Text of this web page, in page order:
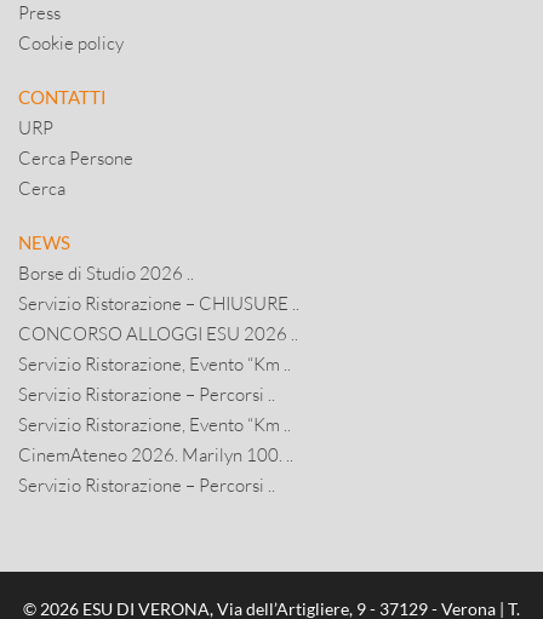
Press
Cookie policy
CONTATTI
URP
Cerca Persone
Cerca
NEWS
Borse di Studio 2026 ..
Servizio Ristorazione – CHIUSURE ..
CONCORSO ALLOGGI ESU 2026 ..
Servizio Ristorazione, Evento “Km ..
Servizio Ristorazione – Percorsi ..
Servizio Ristorazione, Evento “Km ..
CinemAteneo 2026. Marilyn 100. ..
Servizio Ristorazione – Percorsi ..
© 2026 ESU DI VERONA, Via dell’Artigliere, 9 - 37129 - Verona | T.